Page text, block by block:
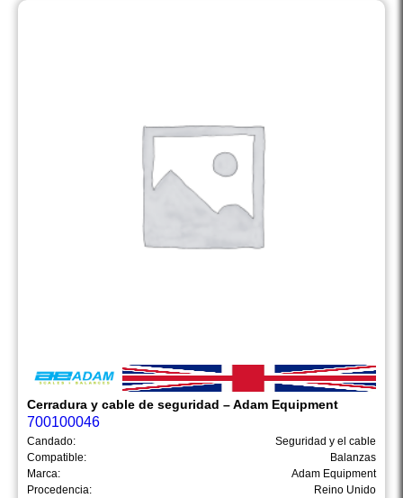
Cerradura y cable de seguridad – Adam Equipment
700100046
Candado:
Seguridad y el cable
Compatible:
Balanzas
Marca:
Adam Equipment
Procedencia:
Reino Unido